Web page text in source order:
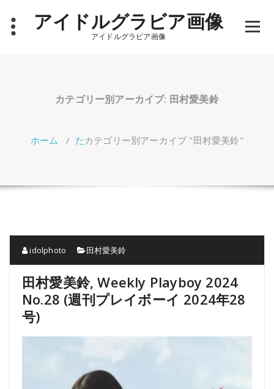
アイドルグラビア画像
アイドルグラビア画像
カテゴリー別アーカイブ: 田村愛美鈴
ホーム / た カテゴリー別アーカイブ "田村愛美鈴"
idolphoto 田村愛美鈴
田村愛美鈴, Weekly Playboy 2024
No.28 (週刊プレイボーイ 2024年28
号)